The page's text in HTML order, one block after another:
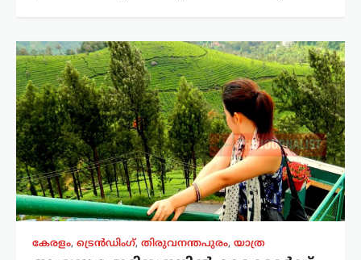
കേരളം, ട്രെൻഡിംഗ്, തിരുവനന്തപുരം, യാത്ര